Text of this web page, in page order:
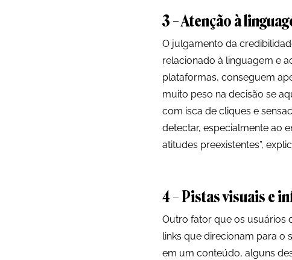
3 – Atenção à
O julgamento da
relacionado à linguagem e
plataformas, conseguem
muito peso na decisão se
com isca de cliques e
detectar, especialmente ao
atitudes preexistentes”,
4 – Pistas visuais e
Outro fator que os usuários
links que direcionam para o
em um conteúdo, alguns